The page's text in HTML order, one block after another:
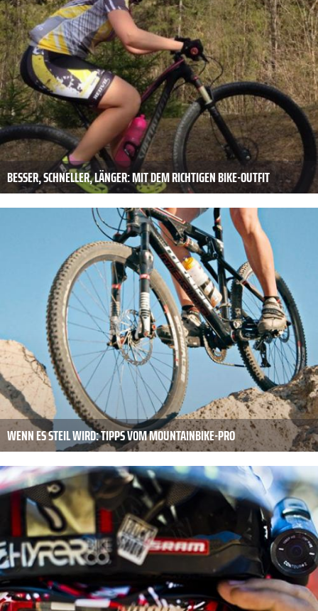
BESSER, SCHNELLER, LÄNGER: MIT DEM RICHTIGEN BIKE-OUTFIT
WENN ES STEIL WIRD: TIPPS VOM MOUNTAINBIKE-PRO